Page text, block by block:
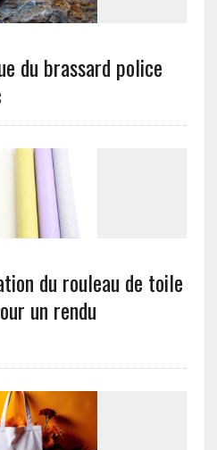
du brassard police
du rouleau de toile
un rendu